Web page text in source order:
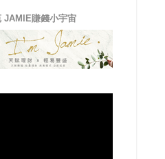
JAMIE賺錢小宇宙